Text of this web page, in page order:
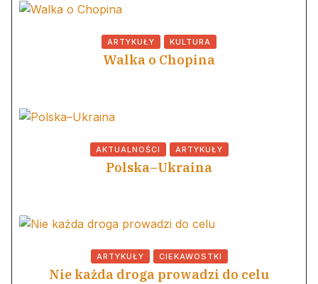
ARTYKUŁY KULTURA
Walka o Chopina
AKTUALNOŚCI ARTYKUŁY
Polska–Ukraina
ARTYKUŁY CIEKAWOSTKI
Nie każda droga prowadzi do celu